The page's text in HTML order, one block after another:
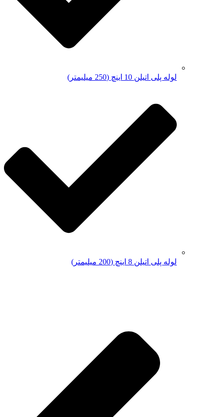
لوله پلی اتیلن 10 اینچ (250 میلیمتر)
لوله پلی اتیلن 8 اینچ (200 میلیمتر)